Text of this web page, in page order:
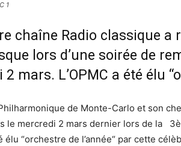
1
chaîne Radio classique a
lors d’une soirée de
mars. L’OPMC a été élu
de Monte-Carlo et son
le mercredi 2 mars dernier lors de la
élu “orchestre de l’année“ par cette